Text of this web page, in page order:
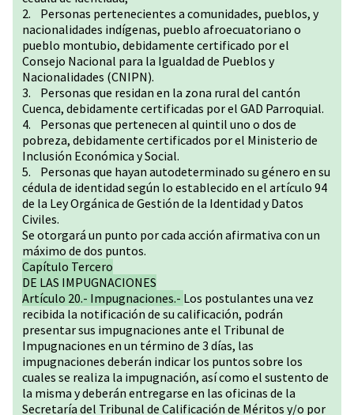
2. Personas pertenecientes a comunidades, pueblos, y
nacionalidades indígenas, pueblo afroecuatoriano o
pueblo montubio, debidamente certificado por el
Consejo Nacional para la Igualdad de Pueblos y
Nacionalidades (CNIPN).
3. Personas que residan en la zona rural del cantón
Cuenca, debidamente certificadas por el GAD Parroquial.
4. Personas que pertenecen al quintil uno o dos de
pobreza, debidamente certificados por el Ministerio de
Inclusión Económica y Social.
5. Personas que hayan autodeterminado su género en su
cédula de identidad según lo establecido en el artículo 94
de la Ley Orgánica de Gestión de la Identidad y Datos
Civiles.
Se otorgará un punto por cada acción afirmativa con un
máximo de dos puntos.
Capítulo Tercero
DE LAS IMPUGNACIONES
Artículo 20.- Impugnaciones.- Los postulantes una vez
recibida la notificación de su calificación, podrán
presentar sus impugnaciones ante el Tribunal de
Impugnaciones en un término de 3 días, las
impugnaciones deberán indicar los puntos sobre los
cuales se realiza la impugnación, así como el sustento de
la misma y deberán entregarse en las oficinas de la
Secretaría del Tribunal de Calificación de Méritos y/o por